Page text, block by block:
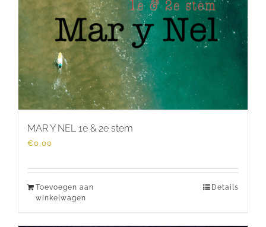
MAR Y NEL 1e & 2e stem
€0,00
Toevoegen aan
winkelwagen
Details